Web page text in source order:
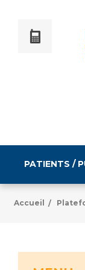
PATIENTS /
Accès à votre
Emploi /
Accueil /